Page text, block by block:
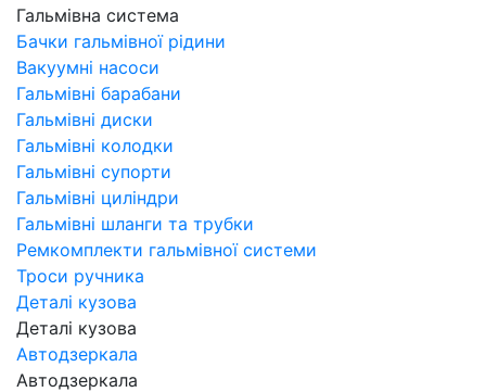
Гальмівна система
Бачки гальмівної рідини
Вакуумні насоси
Гальмівні барабани
Гальмівні диски
Гальмівні колодки
Гальмівні супорти
Гальмівні циліндри
Гальмівні шланги та трубки
Ремкомплекти гальмівної системи
Троси ручника
Деталі кузова
Деталі кузова
Автодзеркала
Автодзеркала